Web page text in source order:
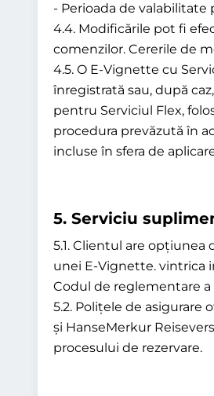
- Perioada de valabilitate
4.4. Modificările pot fi
comenzilor. Cererile de
4.5. O E-Vignette cu
înregistrată sau, după
pentru Serviciul Flex,
procedura prevăzută în
incluse în sfera de
5. Serviciu
5.1. Clientul are
unei E-Vignette. vintrica
Codul de reglementare
5.2. Polițele de
și HanseMerkur
procesului de rezervare.